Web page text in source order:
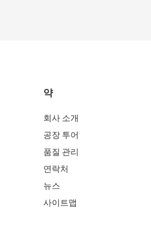
약
회사 소개
공장 투어
품질 관리
연락처
뉴스
사이트맵